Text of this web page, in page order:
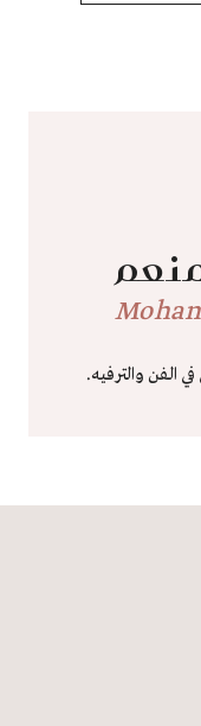
الفن والترفيه.